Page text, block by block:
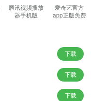
腾讯视频播放
器手机版
爱奇艺官方
app正版免费
下载
下载
下载